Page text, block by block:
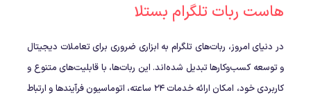
هاست ربات تلگرام بستلا
در دنیای امروز، ربات‌های تلگرام به ابزاری ضروری برای تعاملات دیجیتال
و توسعه کسب‌وکارها تبدیل شده‌اند. این ربات‌ها، با قابلیت‌های متنوع و
کاربردی خود، امکان ارائه خدمات ۲۴ ساعته، اتوماسیون فرآیندها و ارتباط